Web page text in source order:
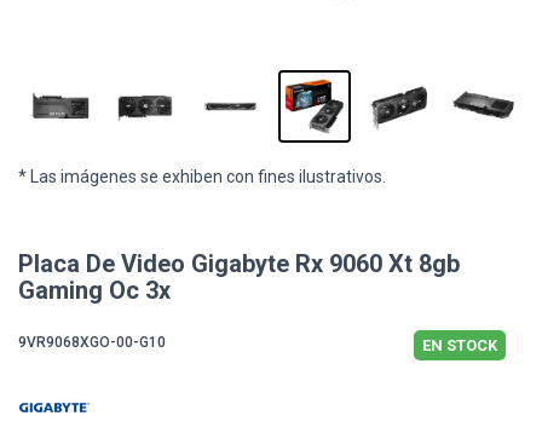
* Las imágenes se exhiben con fines ilustrativos.
Placa De Video Gigabyte Rx 9060 Xt 8gb
Gaming Oc 3x
9VR9068XGO-00-G10 EN STOCK